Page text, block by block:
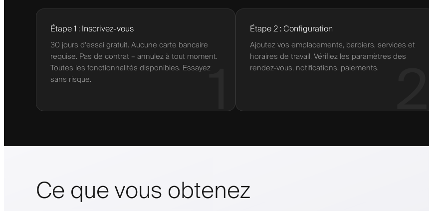
1
Étape 1 : Inscrivez-vous
30 jours d'essai gratuit. Aucune carte bancaire
requise. Pas de contrat – annulez à tout moment.
Toutes les fonctionnalités disponibles. Essayez
sans risque.
2
Étape 2 : Configuration
Ajoutez vos emplacements, barbiers, services et
horaires de travail. Vérifiez les paramètres des
rendez-vous, notifications, paiements.
Ce que vous obtenez